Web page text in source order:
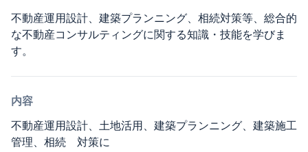
不動産運用設計、建築プランニング、相続対策等、総合的
な不動産コンサルティングに関する知識・技能を学びま
す。
内容
不動産運用設計、土地活用、建築プランニング、建築施工
管理、相続 対策に